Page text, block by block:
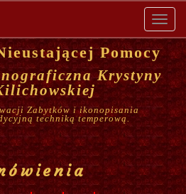
Pomocy
Krystyny
Zabytków i ikonopisania
techniką temperową.